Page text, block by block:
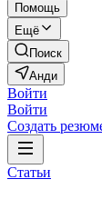
Помощь
Ещё
Поиск
Анди
Войти
Войти
Создать
Статьи